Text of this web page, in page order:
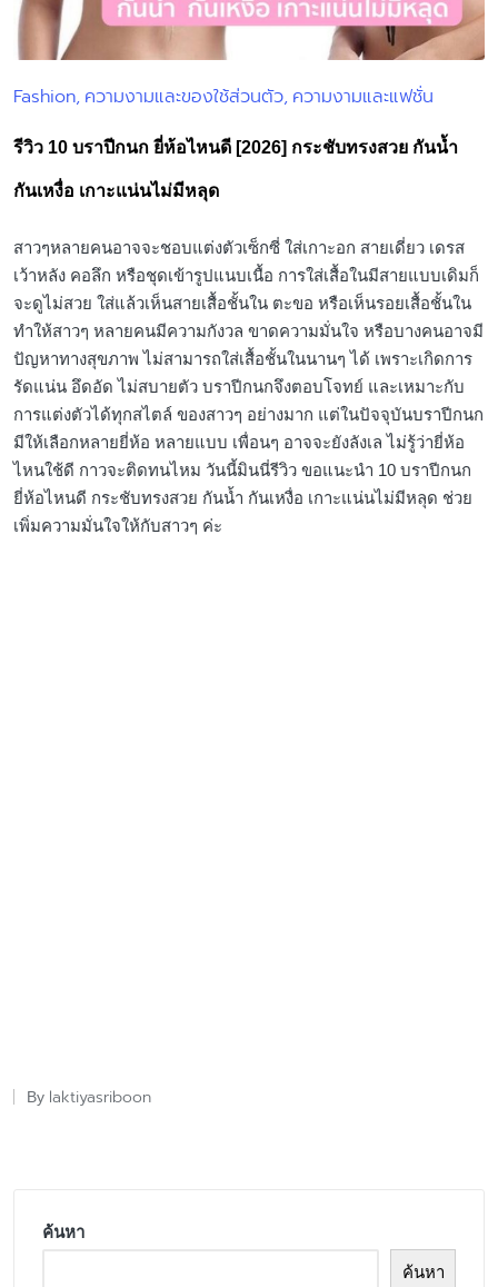
Posted
Fashion ความงามและของใช้ส่วนตัว ความงามและแฟชั่น
รีวิว 10 บราปีกนก ยี่ห้อไหนดี [2026] กระชับทรงสวย กันน้ำ
กันเหงื่อ เกาะแน่นไม่มีหลุด
สาวๆหลายคนอาจจะชอบแต่งตัวเซ็กซี่ ใส่เกาะอก สายเดี่ยว เดรส
เว้าหลัง คอลึก หรือชุดเข้ารูปแนบเนื้อ การใส่เสื้อในมีสายแบบเดิมก็
จะดูไม่สวย ใส่แล้วเห็นสายเสื้อชั้นใน ตะขอ หรือเห็นรอยเสื้อชั้นใน
ทำให้สาวๆ หลายคนมีความกังวล ขาดความมั่นใจ หรือบางคนอาจมี
ปัญหาทางสุขภาพ ไม่สามารถใส่เสื้อชั้นในนานๆ ได้ เพราะเกิดการ
รัดแน่น อึดอัด ไม่สบายตัว บราปีกนกจึงตอบโจทย์ และเหมาะกับ
การแต่งตัวได้ทุกสไตล์ ของสาวๆ อย่างมาก แต่ในปัจจุบันบราปีกนก
มีให้เลือกหลายยี่ห้อ หลายแบบ เพื่อนๆ อาจจะยังลังเล ไม่รู้ว่ายี่ห้อ
ไหนใช้ดี กาวจะติดทนไหม วันนี้มินนี่รีวิว ขอแนะนำ 10 บราปีกนก
ยี่ห้อไหนดี กระชับทรงสวย กันน้ำ กันเหงื่อ เกาะแน่นไม่มีหลุด ช่วย
เพิ่มความมั่นใจให้กับสาวๆ ค่ะ
Posted
By laktiyasriboon
ค้นหา
ค้นหา